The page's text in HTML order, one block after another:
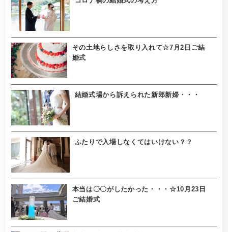
その土地らしさを取り入れて☆7月2日ご結
婚式
結婚式場から訴えられた新郎新婦・・・
ふたりで入場しなくてはいけない？？
本当は〇〇がしたかった・・・☆10月23日
ご結婚式